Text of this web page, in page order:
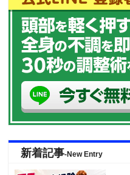
新着記事-New Entry